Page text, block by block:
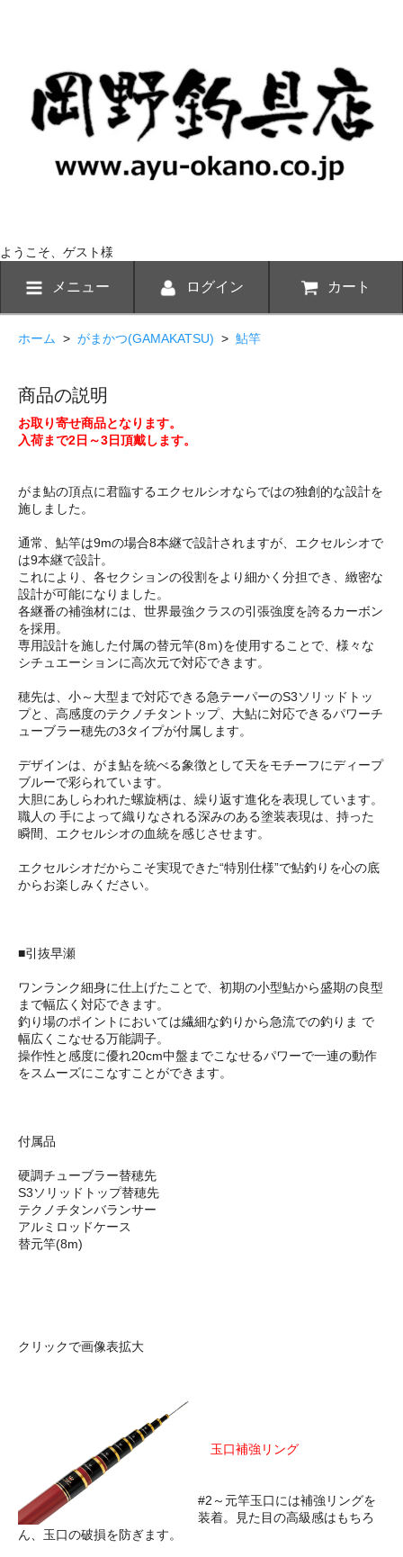
ようこそ、ゲスト様
メニュー ログイン カート
ホーム > がまかつ(GAMAKATSU) > 鮎竿
商品の説明
お取り寄せ商品となります。
入荷まで2日～3日頂戴します。
がま鮎の頂点に君臨するエクセルシオならではの独創的な設計を
施しました。
通常、鮎竿は9mの場合8本継で設計されますが、エクセルシオで
は9本継で設計。
これにより、各セクションの役割をより細かく分担でき、緻密な
設計が可能になりました。
各継番の補強材には、世界最強クラスの引張強度を誇るカーボン
を採用。
専用設計を施した付属の替元竿(8ｍ)を使用することで、様々な
シチュエーションに高次元で対応できます。
穂先は、小～大型まで対応できる急テーパーのS3ソリッドトッ
プと、高感度のテクノチタントップ、大鮎に対応できるパワーチ
ューブラー穂先の3タイプが付属します。
デザインは、がま鮎を統べる象徴として天をモチーフにディープ
ブルーで彩られています。
大胆にあしらわれた螺旋柄は、繰り返す進化を表現しています。
職人の 手によって織りなされる深みのある塗装表現は、持った
瞬間、エクセルシオの血統を感じさせます。
エクセルシオだからこそ実現できた“特別仕様”で鮎釣りを心の底
からお楽しみください。
■引抜早瀬
ワンランク細身に仕上げたことで、初期の小型鮎から盛期の良型
まで幅広く対応できます。
釣り場のポイントにおいては繊細な釣りから急流での釣りま で
幅広くこなせる万能調子。
操作性と感度に優れ20cm中盤までこなせるパワーで一連の動作
をスムーズにこなすことができます。
付属品
硬調チューブラー替穂先
S3ソリッドトップ替穂先
テクノチタンバランサー
アルミロッドケース
替元竿(8m)
クリックで画像表拡大
玉口補強リング
#2～元竿玉口には補強リングを
装着。見た目の高級感はもちろ
ん、玉口の破損を防ぎます。